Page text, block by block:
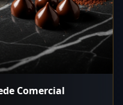
Comercial